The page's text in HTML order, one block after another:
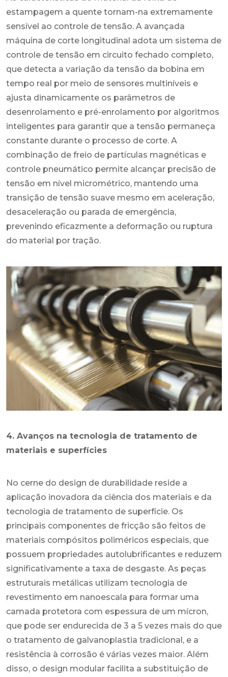
estampagem a quente tornam-na extremamente
sensível ao controle de tensão. A avançada
máquina de corte longitudinal adota um sistema de
controle de tensão em circuito fechado completo,
que detecta a variação da tensão da bobina em
tempo real por meio de sensores multiníveis e
ajusta dinamicamente os parâmetros de
desenrolamento e pré-enrolamento por algoritmos
inteligentes para garantir que a tensão permaneça
constante durante o processo de corte. A
combinação de freio de partículas magnéticas e
controle pneumático permite alcançar precisão de
tensão em nível micrométrico, mantendo uma
transição de tensão suave mesmo em aceleração,
desaceleração ou parada de emergência,
prevenindo eficazmente a deformação ou ruptura
do material por tração.
4. Avanços na tecnologia de tratamento de
materiais e superfícies
No cerne do design de durabilidade reside a
aplicação inovadora da ciência dos materiais e da
tecnologia de tratamento de superfície. Os
principais componentes de fricção são feitos de
materiais compósitos poliméricos especiais, que
possuem propriedades autolubrificantes e reduzem
significativamente a taxa de desgaste. As peças
estruturais metálicas utilizam tecnologia de
revestimento em nanoescala para formar uma
camada protetora com espessura de um mícron,
que pode ser endurecida de 3 a 5 vezes mais do que
o tratamento de galvanoplastia tradicional, e a
resistência à corrosão é várias vezes maior. Além
disso, o design modular facilita a substituição de